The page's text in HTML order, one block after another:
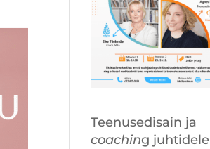
Teenusedisain ja
coaching juhtidele